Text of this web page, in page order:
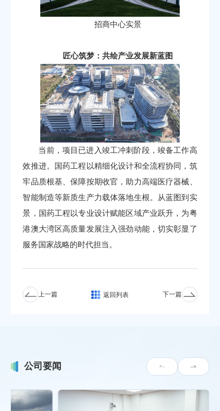
招商中心实景
匠心筑梦：共绘产业发展新蓝图
当前，项目已进入竣工冲刺阶段，竣备工作高
效推进。国药工程以精细化设计和全流程协同，筑
牢品质根基、保障按期收官，助力高端医疗器械、
智能制造等新质生产力载体落地生根。从蓝图到实
景，国药工程以专业设计赋能区域产业跃升，为粤
港澳大湾区高质量发展注入强劲动能，切实彰显了
服务国家战略的时代担当。
上一篇 返回列表 下一篇
公司要闻